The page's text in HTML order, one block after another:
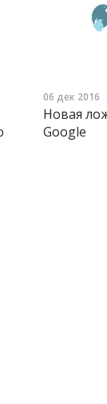
06 дек 2016
Новая
Google